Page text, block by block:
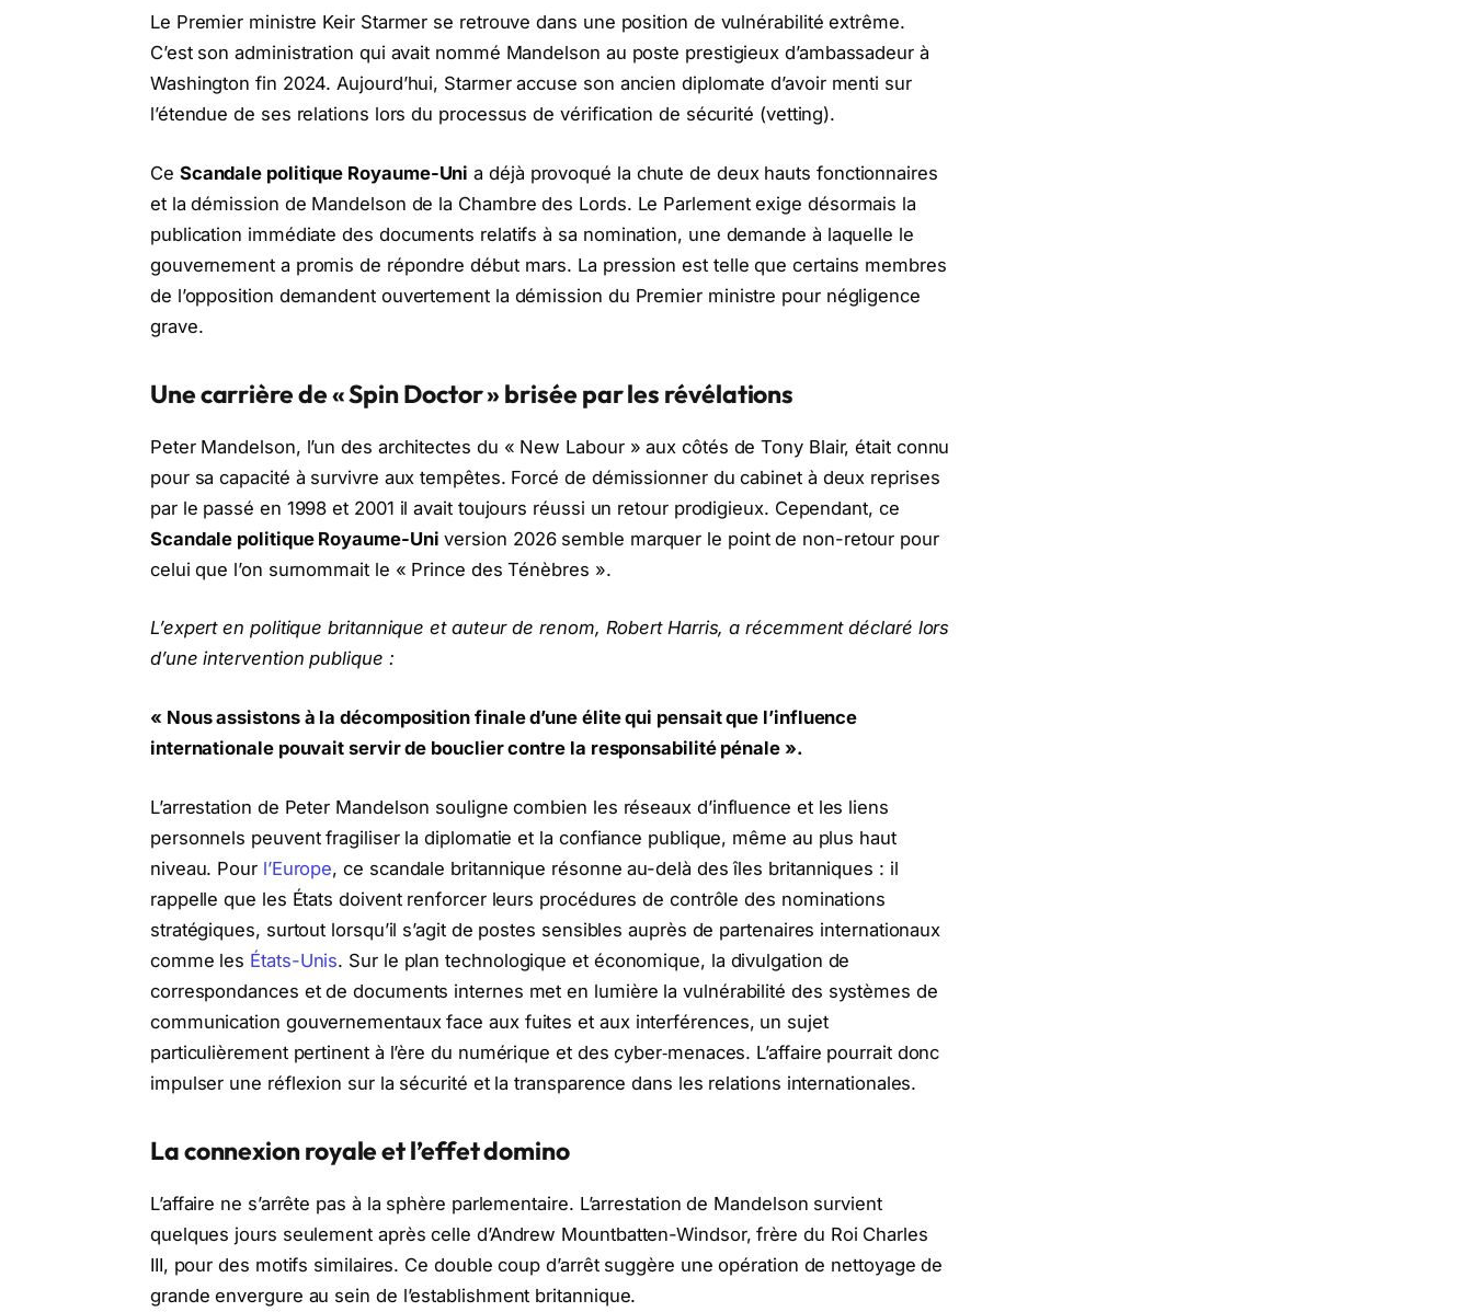
Le Premier ministre Keir Starmer se retrouve dans une position de vulnérabilité extrême.
C’est son administration qui avait nommé Mandelson au poste prestigieux d’ambassadeur à
Washington fin 2024. Aujourd’hui, Starmer accuse son ancien diplomate d’avoir menti sur
l’étendue de ses relations lors du processus de vérification de sécurité (vetting).
Ce Scandale politique Royaume-Uni a déjà provoqué la chute de deux hauts fonctionnaires
et la démission de Mandelson de la Chambre des Lords. Le Parlement exige désormais la
publication immédiate des documents relatifs à sa nomination, une demande à laquelle le
gouvernement a promis de répondre début mars. La pression est telle que certains membres
de l’opposition demandent ouvertement la démission du Premier ministre pour négligence
grave.
Une carrière de « Spin Doctor » brisée par les révélations
Peter Mandelson, l’un des architectes du « New Labour » aux côtés de Tony Blair, était connu
pour sa capacité à survivre aux tempêtes. Forcé de démissionner du cabinet à deux reprises
par le passé en 1998 et 2001 il avait toujours réussi un retour prodigieux. Cependant, ce
Scandale politique Royaume-Uni version 2026 semble marquer le point de non-retour pour
celui que l’on surnommait le « Prince des Ténèbres ».
L’expert en politique britannique et auteur de renom, Robert Harris, a récemment déclaré lors
d’une intervention publique :
« Nous assistons à la décomposition finale d’une élite qui pensait que l’influence
internationale pouvait servir de bouclier contre la responsabilité pénale ».
L’arrestation de Peter Mandelson souligne combien les réseaux d’influence et les liens
personnels peuvent fragiliser la diplomatie et la confiance publique, même au plus haut
niveau. Pour l’Europe, ce scandale britannique résonne au-delà des îles britanniques : il
rappelle que les États doivent renforcer leurs procédures de contrôle des nominations
stratégiques, surtout lorsqu’il s’agit de postes sensibles auprès de partenaires internationaux
comme les États-Unis. Sur le plan technologique et économique, la divulgation de
correspondances et de documents internes met en lumière la vulnérabilité des systèmes de
communication gouvernementaux face aux fuites et aux interférences, un sujet
particulièrement pertinent à l’ère du numérique et des cyber‑menaces. L’affaire pourrait donc
impulser une réflexion sur la sécurité et la transparence dans les relations internationales.
La connexion royale et l’effet domino
L’affaire ne s’arrête pas à la sphère parlementaire. L’arrestation de Mandelson survient
quelques jours seulement après celle d’Andrew Mountbatten-Windsor, frère du Roi Charles
III, pour des motifs similaires. Ce double coup d’arrêt suggère une opération de nettoyage de
grande envergure au sein de l’establishment britannique.